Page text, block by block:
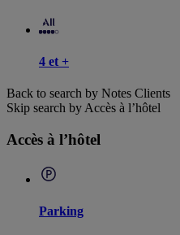
4 et +
Back to search by Notes Clients
Skip search by Accès à l’hôtel
Accès à l’hôtel
Parking